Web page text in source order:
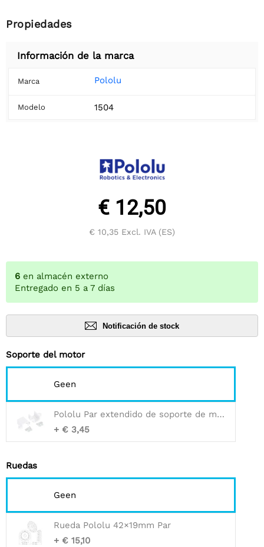
Propiedades
Información de la marca
Marca Pololu
Modelo 1504
€ 12,50
€ 10,35 Excl. IVA (ES)
6 en almacén externo
Entregado en 5 a 7 días
Notificación de stock
Soporte del motor
Geen
Pololu Par extendido de soporte de motorreductor de micro metal - 2 piezas
+ € 3,45
Ruedas
Geen
Rueda Pololu 42×19mm Par
+ € 15,10